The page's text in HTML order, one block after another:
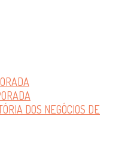
DOS NEGÓCIOS DE